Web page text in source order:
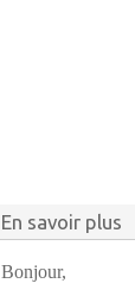
En savoir plus
Bonjour,